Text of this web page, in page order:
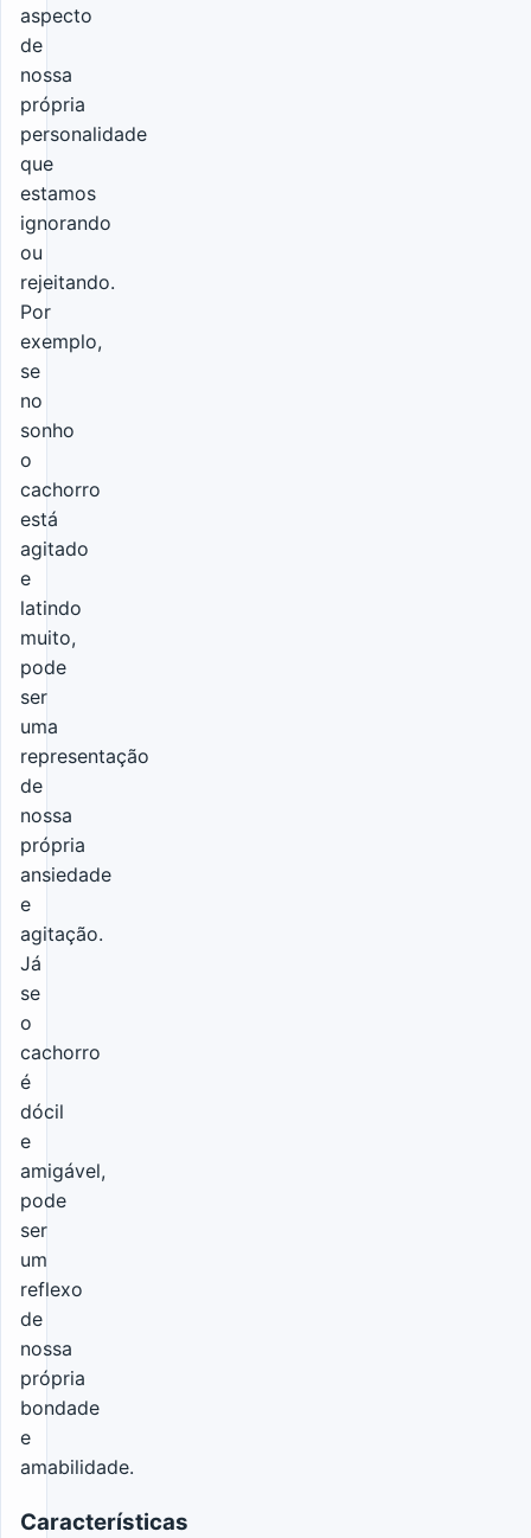
aspecto
de
nossa
própria
personalidade
que
estamos
ignorando
ou
rejeitando.
Por
exemplo,
se
no
sonho
o
cachorro
está
agitado
e
latindo
muito,
pode
ser
uma
representação
de
nossa
própria
ansiedade
e
agitação.
Já
se
o
cachorro
é
dócil
e
amigável,
pode
ser
um
reflexo
de
nossa
própria
bondade
e
amabilidade.
Características